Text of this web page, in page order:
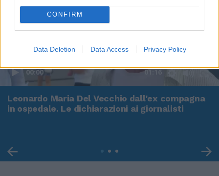
CONFIRM
Data Deletion Data Access Privacy Policy
00:00 01:16
Leonardo Maria Del Vecchio dall'ex compagna
in ospedale. Le dichiarazioni ai giornalisti